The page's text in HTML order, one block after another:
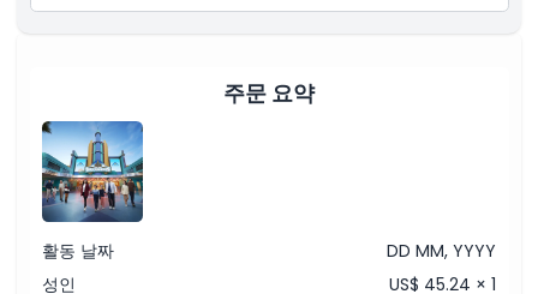
주문 요약
활동 날짜
DD MM, YYYY
성인
US$ 45.24 × 1